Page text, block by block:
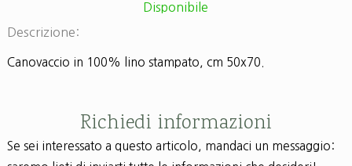
Disponibile
Descrizione:
Canovaccio in 100% lino stampato, cm 50x70.
Richiedi informazioni
Se sei interessato a questo articolo, mandaci un messaggio: